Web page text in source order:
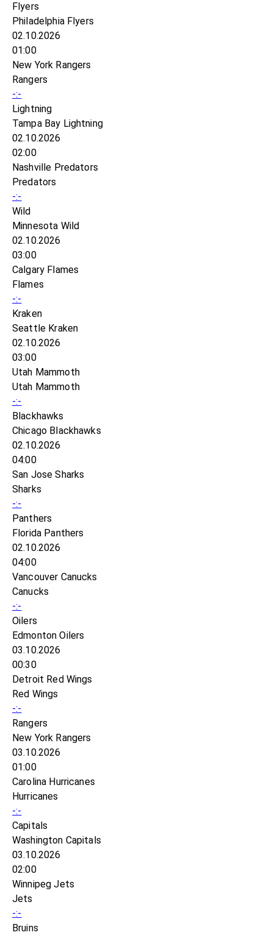
Flyers
Philadelphia Flyers
02.10.2026
01:00
New York Rangers
Rangers
-:-
Lightning
Tampa Bay Lightning
02.10.2026
02:00
Nashville Predators
Predators
-:-
Wild
Minnesota Wild
02.10.2026
03:00
Calgary Flames
Flames
-:-
Kraken
Seattle Kraken
02.10.2026
03:00
Utah Mammoth
Utah Mammoth
-:-
Blackhawks
Chicago Blackhawks
02.10.2026
04:00
San Jose Sharks
Sharks
-:-
Panthers
Florida Panthers
02.10.2026
04:00
Vancouver Canucks
Canucks
-:-
Oilers
Edmonton Oilers
03.10.2026
00:30
Detroit Red Wings
Red Wings
-:-
Rangers
New York Rangers
03.10.2026
01:00
Carolina Hurricanes
Hurricanes
-:-
Capitals
Washington Capitals
03.10.2026
02:00
Winnipeg Jets
Jets
-:-
Bruins